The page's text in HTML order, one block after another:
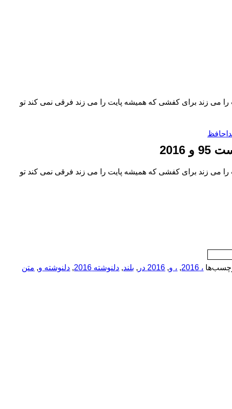
می زند برای کفشی که همیشه پایت را می زند فرقی نمی کند تو
می زند برای کفشی که همیشه پایت را می زند فرقی نمی کند تو
، 2016 , ، و, 2016 در , بلند, دلنوشته 2016 , دلنوشته و, متن